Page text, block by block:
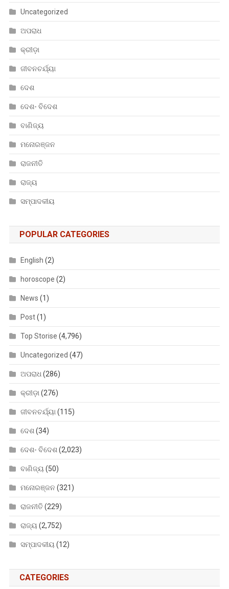
Uncategorized
ଅପରାଧ
କ୍ରୀଡ଼ା
ଜୀବନଚର୍ଯ୍ୟା
ଦେଶ
ଦେଶ- ବିଦେଶ
ବାଣିଜ୍ୟ
ମନୋରଞ୍ଜନ
ରାଜନୀତି
ରାଜ୍ୟ
ସମ୍ପାଦକୀୟ
POPULAR CATEGORIES
English (2)
horoscope (2)
News (1)
Post(1)
Top Storise (4,796)
Uncategorized (47)
ଅପରାଧ (286)
କ୍ରୀଡ଼ା (276)
ଜୀବନଚର୍ଯ୍ୟା (115)
ଦେଶ (34)
ଦେଶ- ବିଦେଶ (2,023)
ବାଣିଜ୍ୟ (50)
ମନୋରଞ୍ଜନ (321)
ରାଜନୀତି(229)
ରାଜ୍ୟ (2,752)
ସମ୍ପାଦକୀୟ (12)
CATEGORIES